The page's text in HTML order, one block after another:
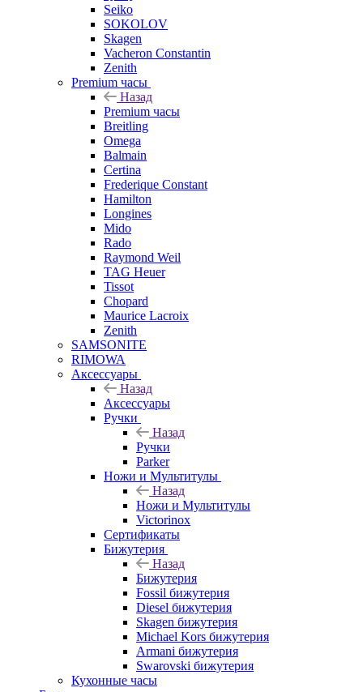
Seiko
SOKOLOV
Skagen
Vacheron Constantin
Zenith
Premium часы
Назад
Premium часы
Breitling
Omega
Balmain
Certina
Frederique Constant
Hamilton
Longines
Mido
Rado
Raymond Weil
TAG Heuer
Tissot
Chopard
Maurice Lacroix
Zenith
SAMSONITE
RIMOWA
Аксессуары
Назад
Аксессуары
Ручки
Назад
Ручки
Parker
Ножи и Мультитулы
Назад
Ножи и Мультитулы
Victorinox
Сертификаты
Бижутерия
Назад
Бижутерия
Fossil бижутерия
Diesel бижутерия
Skagen бижутерия
Michael Kors бижутерия
Armani бижутерия
Swarovski бижутерия
Кухонные часы